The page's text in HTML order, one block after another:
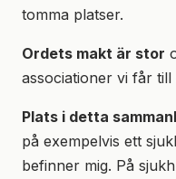
tomma platser.
Ordets makt är stor
associationer vi får till
Plats i detta
på exempelvis ett
befinner mig. På